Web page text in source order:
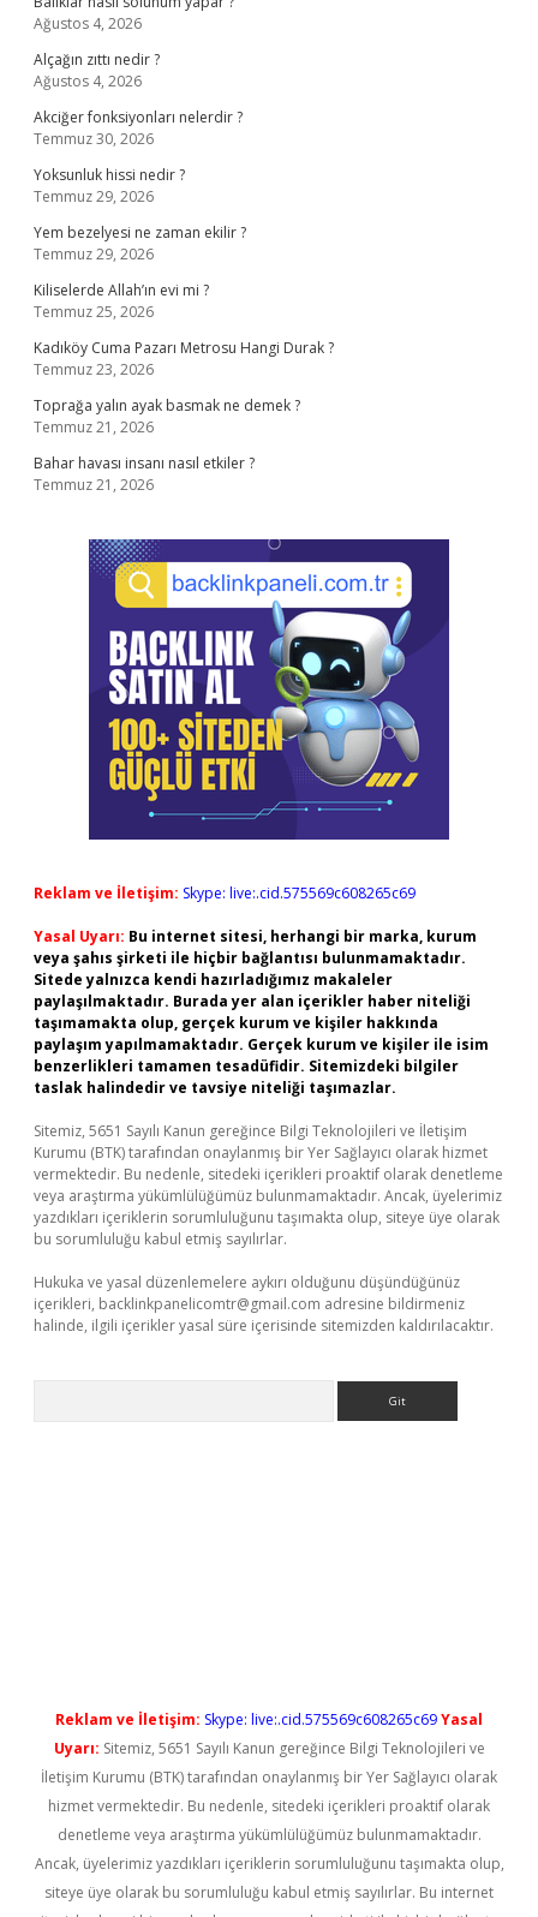
Ağustos 4, 2026
Alçağın zıttı nedir ?
Ağustos 4, 2026
Akciğer fonksiyonları nelerdir ?
Temmuz 30, 2026
Yoksunluk hissi nedir ?
Temmuz 29, 2026
Yem bezelyesi ne zaman ekilir ?
Temmuz 29, 2026
Kiliselerde Allah’ın evi mi ?
Temmuz 25, 2026
Kadıköy Cuma Pazarı Metrosu Hangi Durak ?
Temmuz 23, 2026
Toprağa yalın ayak basmak ne demek ?
Temmuz 21, 2026
Bahar havası insanı nasıl etkiler ?
Temmuz 21, 2026
Reklam ve İletişim: Skype: live:.cid.575569c608265c69
Yasal Uyarı: Bu internet sitesi, herhangi bir marka, kurum
veya şahıs şirketi ile hiçbir bağlantısı bulunmamaktadır.
Sitede yalnızca kendi hazırladığımız makaleler
paylaşılmaktadır. Burada yer alan içerikler haber niteliği
taşımamakta olup, gerçek kurum ve kişiler hakkında
paylaşım yapılmamaktadır. Gerçek kurum ve kişiler ile isim
benzerlikleri tamamen tesadüfidir. Sitemizdeki bilgiler
taslak halindedir ve tavsiye niteliği taşımazlar.
Sitemiz, 5651 Sayılı Kanun gereğince Bilgi Teknolojileri ve İletişim
Kurumu (BTK) tarafından onaylanmış bir Yer Sağlayıcı olarak hizmet
vermektedir. Bu nedenle, sitedeki içerikleri proaktif olarak denetleme
veya araştırma yükümlülüğümüz bulunmamaktadır. Ancak, üyelerimiz
yazdıkları içeriklerin sorumluluğunu taşımakta olup, siteye üye olarak
bu sorumluluğu kabul etmiş sayılırlar.
Hukuka ve yasal düzenlemelere aykırı olduğunu düşündüğünüz
içerikleri, backlinkpanelicomtr@gmail.com adresine bildirmeniz
halinde, ilgili içerikler yasal süre içerisinde sitemizden kaldırılacaktır.
Reklam ve İletişim: Skype: live:.cid.575569c608265c69Yasal
Uyarı: Sitemiz, 5651 Sayılı Kanun gereğince Bilgi Teknolojileri ve
İletişim Kurumu (BTK) tarafından onaylanmış bir Yer Sağlayıcı olarak
hizmet vermektedir. Bu nedenle, sitedeki içerikleri proaktif olarak
denetleme veya araştırma yükümlülüğümüz bulunmamaktadır.
Ancak, üyelerimiz yazdıkları içeriklerin sorumluluğunu taşımakta olup,
siteye üye olarak bu sorumluluğu kabul etmiş sayılırlar. Bu internet